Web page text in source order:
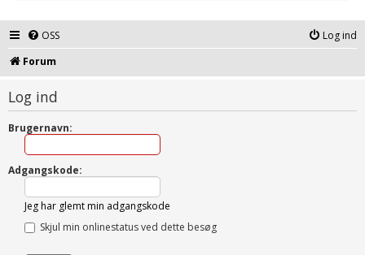
OSS
Log ind
Forum
Log ind
Brugernavn:
Adgangskode:
Jeg har glemt min adgangskode
Skjul min onlinestatus ved dette besøg